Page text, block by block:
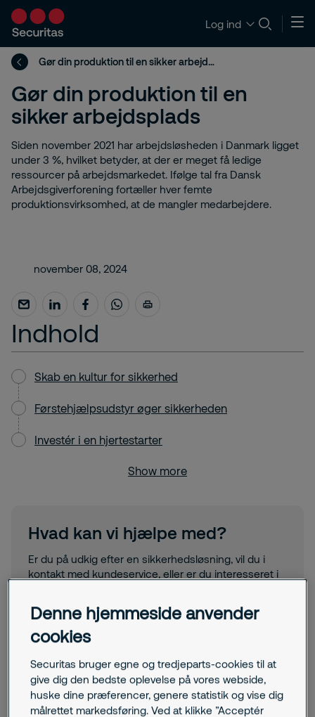
Log ind
Gør din produktion til en sikker arbejdsplads
Gør din produktion til en
sikker arbejdsplads
Siden november 2021 har arbejdsløsheden i Danmark ligget
under 3 %, hvilket betyder, at der er meget få ledige
ressourcer på arbejdsmarkedet. Ifølge tal fra Dansk
Arbejdsgiverforening fortæller hver femte
produktionsvirksomhed, at de mangler medarbejdere.
november 08, 2024
Indhold
Skab en kultur for sikkerhed
Førstehjælpsudstyr øger sikkerheden
Investér i en hjertestarter
Show more
Hvad kan vi hjælpe med?
Er du på udkig efter en sikkerhedsløsning, vil du i
kontakt med kundeservice, eller er du interesseret i
Navn
Virksomhed
Denne hjemmeside anvender
cookies
Securitas bruger egne og tredjeparts-cookies til at
give dig den bedste oplevelse på vores webside,
huske dine præferencer, genere statistik og vise dig
målrettet markedsføring. Ved at klikke ”Acceptér